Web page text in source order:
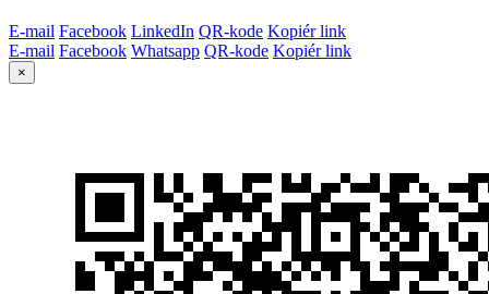
E-mail Facebook LinkedIn QR-kode Kopiér link
E-mail Facebook Whatsapp QR-kode Kopiér link
×